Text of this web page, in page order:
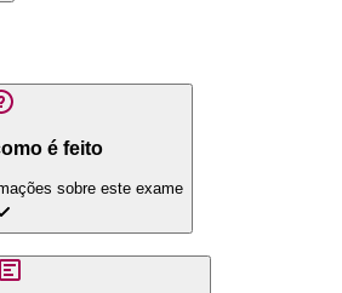
é feito
sobre este exame